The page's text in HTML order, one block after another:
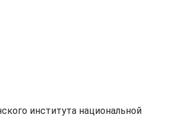
института национальной